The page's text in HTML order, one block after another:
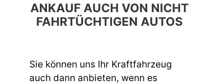
ANKAUF AUCH VON NICHT
FAHRTÜCHTIGEN AUTOS
Sie können uns Ihr Kraftfahrzeug
auch dann anbieten, wenn es